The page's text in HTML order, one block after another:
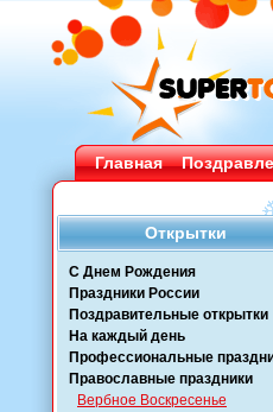
Главная
Открытки
С Днем Рождения
Праздники России
Поздравительные открытки
На каждый день
Профессиональные
Православные праздники
Вербное Воскресенье